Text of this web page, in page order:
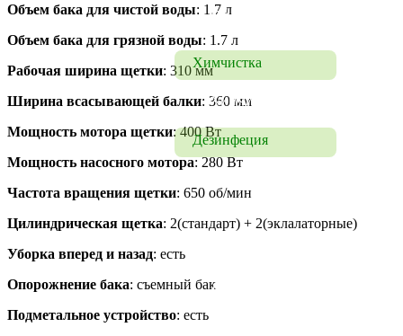
Полировка гранита
Химчистка
Химчистка
Дезинфеция
Дезинфекция от
Объем бака для чистой воды: 1.7 л
Объем бака для грязной воды: 1.7 л
Рабочая ширина щетки: 310 мм
Ширина всасывающей балки: 360 мм
Мощность мотора щетки: 400 Вт
Мощность насосного мотора: 280 Вт
Частота вращения щетки: 650 об/мин
Цилиндрическая щетка: 2(стандарт) + 2(эклалаторные)
Уборка вперед и назад: есть
Опорожнение бака: съемный бак
Подметальное устройство: есть